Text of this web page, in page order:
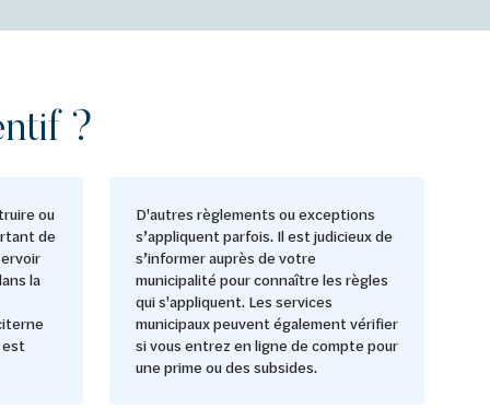
?
ou
de
la
est
D'autres règlements ou exceptions
s’appliquent parfois. Il est judicieux de
s’informer auprès de votre
municipalité pour connaître les règles
qui s'appliquent. Les services
municipaux peuvent également vérifier
si vous entrez en ligne de compte pour
une prime ou des subsides.